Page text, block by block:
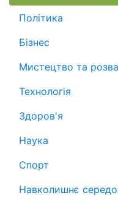
Політика
Бізнес
Мистецтво та
Технологія
Здоров'я
Наука
Спорт
Навколишнє